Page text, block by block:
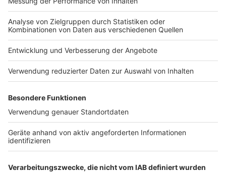
Grundsätzlich gilt nach Angaben von Arbeitsrechtler
Thüsing, dass Urlaub bei langwieriger Krankheit 15
Grundsatz bestätigte das Gericht am Dienstag.
Allerdings kommt es nicht zum Urlaubsverfall, wenn
Arbeitnehmer im betreffenden Jahr zumindest
teilweise gearbeitet haben und ihr Chef seine
Mitwirkungsobliegenheiten und ein Interesse, dass
sich Urlaub nicht anstaue und bezahlte
Erholungszeiten eingehalten würden.